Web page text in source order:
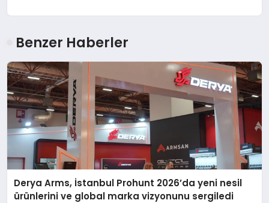
Benzer Haberler
Derya Arms, İstanbul Prohunt 2026’da yeni nesil
ürünlerini ve global marka vizyonunu sergiledi